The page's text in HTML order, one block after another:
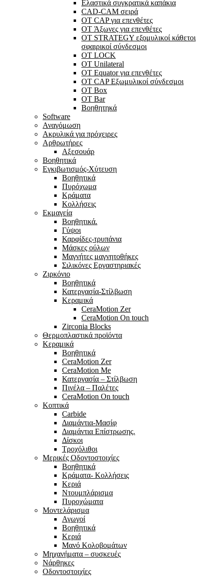
Ελαστικά συγκρατικά καπάκια
CAD-CAM σειρά
ΟΤ CAP για επενθέτες
OT Άξωνες για επενθέτες
OT STRATEGY εξομυλικοί κάθετοι
σφαιρικοί σύνδεσμοι
OT LOCK
OT Unilateral
OT Equator για επενθέτες
OT CAP Εξωμυλικοί σύνδεσμοι
OT Box
OT Bar
Bοηθητηκά
Software
Αναγόμωση
Ακρυλικά για πρόχειρες
Αρθρωτήρες
Αξεσουάρ
Βοηθητικά
Εγκιβωτισμός-Xύτευση
Βοηθητικά
Πυρόχωμα
Κράματα
Κολλήσεις
Εκμαγεία
Βοηθητικά.
Γύψοι
Καρφίδες-τρυπάνια
Μάσκες ούλων
Μαγνήτες μαγνητοθήκες
Σιλικόνες Εργαστηριακές
Ζιρκόνιο
Βοηθητικά
Κατεργασία-Στίλβωση
Κεραμικά
CeraMotion Zer
CeraMotion On touch
Zirconia Blocks
Θερμοπλαστικά προϊόντα
Κεραμικά
Βοηθητικά
CeraMotion Zer
CeraMotion Me
Κατεργασία – Στίλβωση
Πινέλα – Παλέτες
CeraMotion On touch
Κοπτικά
Carbide
Διαμάντια-Μασίφ
Διαμάντια Επίστρωσης.
Δίσκοι
Τροχόλιθοι
Μερικές Οδοντοστοιχίες
Bοηθητικά
Κράματα- Κολλήσεις
Κεριά
Ντουμπλάρισμα
Πυροχώματα
Μοντελάρισμα
Αγωγοί
Βoηθητικά
Κεριά
Μανό Κολοβομάτων
Μηχανήματα – συσκευές
Νάρθηκες
Οδοντοστοιχίες